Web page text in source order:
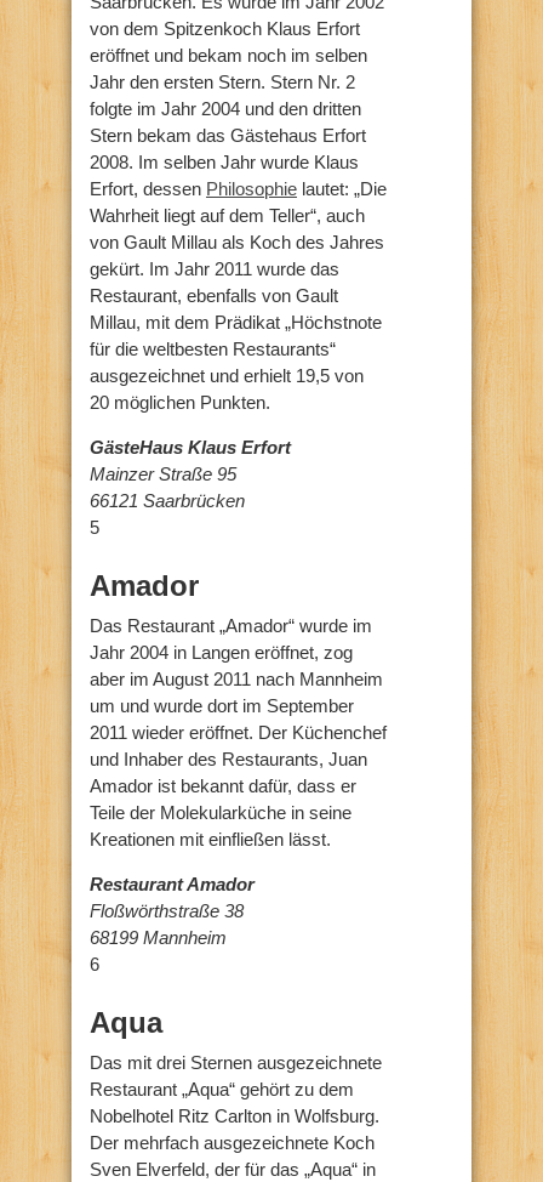
von dem Spitzenkoch Klaus Erfort
eröffnet und bekam noch im selben
Jahr den ersten Stern. Stern Nr. 2
folgte im Jahr 2004 und den dritten
Stern bekam das Gästehaus Erfort
2008. Im selben Jahr wurde Klaus
Erfort, dessen Philosophie lautet: „Die
Wahrheit liegt auf dem Teller“, auch
von Gault Millau als Koch des Jahres
gekürt. Im Jahr 2011 wurde das
Restaurant, ebenfalls von Gault
Millau, mit dem Prädikat „Höchstnote
für die weltbesten Restaurants“
ausgezeichnet und erhielt 19,5 von
20 möglichen Punkten.
GästeHaus Klaus Erfort
Mainzer Straße 95
66121 Saarbrücken
5
Amador
Das Restaurant „Amador“ wurde im
Jahr 2004 in Langen eröffnet, zog
aber im August 2011 nach Mannheim
um und wurde dort im September
2011 wieder eröffnet. Der Küchenchef
und Inhaber des Restaurants, Juan
Amador ist bekannt dafür, dass er
Teile der Molekularküche in seine
Kreationen mit einfließen lässt.
Restaurant Amador
Floßwörthstraße 38
68199 Mannheim
6
Aqua
Das mit drei Sternen ausgezeichnete
Restaurant „Aqua“ gehört zu dem
Nobelhotel Ritz Carlton in Wolfsburg.
Der mehrfach ausgezeichnete Koch
Sven Elverfeld, der für das „Aqua“ in